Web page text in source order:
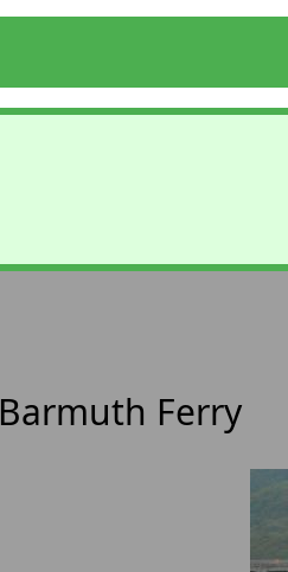
Barmuth Ferry